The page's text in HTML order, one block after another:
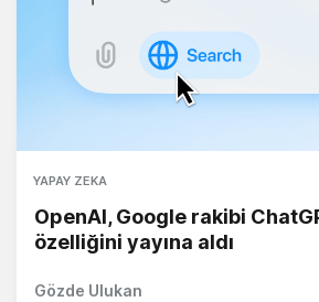
YAPAY ZEKA
OpenAI, Google rakibi
özelliğini yayına aldı
Gözde Ulukan